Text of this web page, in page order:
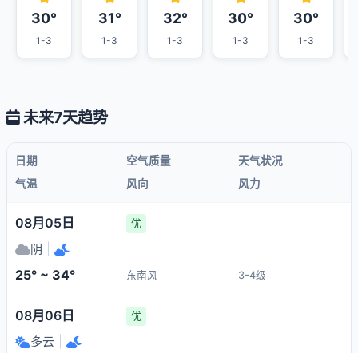
30°
1-3
31°
1-3
32°
1-3
30°
1-3
30°
1-3
未来7天趋势
日期 空气质量
天气状况
气温
风向 风力
08月05日 优
阴
25° ~ 34° 东南风 3-4级
08月06日 优
多云